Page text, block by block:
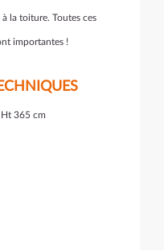
la toiture. Toutes ces
importantes !
365 cm